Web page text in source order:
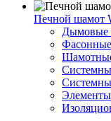
Печной шамот
Дымовые